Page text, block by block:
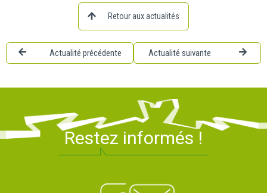
Retour aux actualités
Actualité précédente Actualité suivante
Restez informés !